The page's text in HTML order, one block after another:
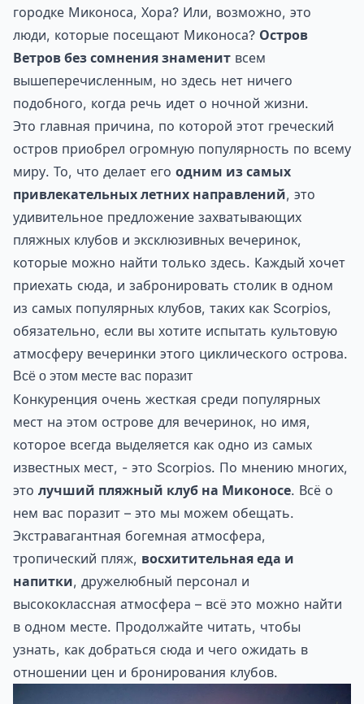
городке Миконоса, Хора? Или, возможно, это
люди, которые посещают Миконоса? Остров
Ветров без сомнения знаменит всем
вышеперечисленным, но здесь нет ничего
подобного, когда речь идет о ночной жизни.
Это главная причина, по которой этот греческий
остров приобрел огромную популярность по всему
миру. То, что делает его одним из самых
привлекательных летних направлений, это
удивительное предложение захватывающих
пляжных клубов и эксклюзивных вечеринок,
которые можно найти только здесь. Каждый хочет
приехать сюда, и забронировать столик в одном
из самых популярных клубов, таких как Scorpios,
обязательно, если вы хотите испытать культовую
атмосферу вечеринки этого циклического острова.
Всё о этом месте вас поразит
Конкуренция очень жесткая среди популярных
мест на этом острове для вечеринок, но имя,
которое всегда выделяется как одно из самых
известных мест, - это Scorpios. По мнению многих,
это лучший пляжный клуб на Миконосе. Всё о
нем вас поразит – это мы можем обещать.
Экстравагантная богемная атмосфера,
тропический пляж, восхитительная еда и
напитки, дружелюбный персонал и
высококлассная атмосфера – всё это можно найти
в одном месте. Продолжайте читать, чтобы
узнать, как добраться сюда и чего ожидать в
отношении цен и бронирования клубов.